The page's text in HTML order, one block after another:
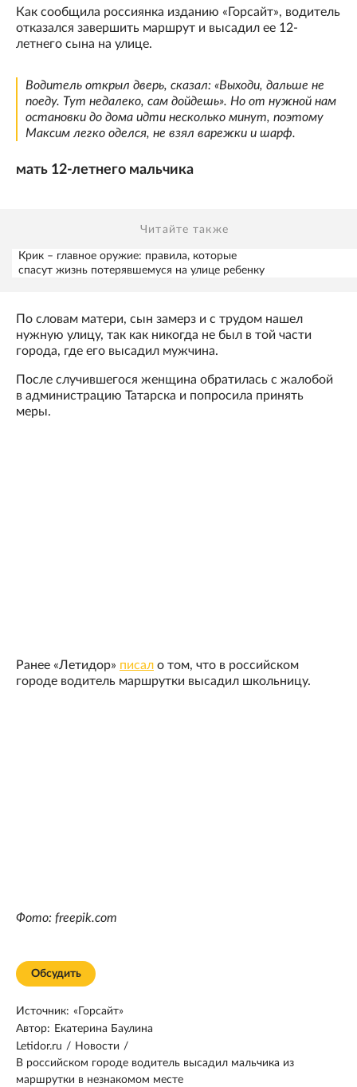
Как сообщила россиянка изданию «Горсайт», водитель
отказался завершить маршрут и высадил ее 12-
летнего сына на улице.
Водитель открыл дверь, сказал: «Выходи, дальше не
поеду. Тут недалеко, сам дойдешь». Но от нужной нам
остановки до дома идти несколько минут, поэтому
Максим легко оделся, не взял варежки и шарф.
мать 12-летнего мальчика
Читайте также
Крик – главное оружие: правила, которые
спасут жизнь потерявшемуся на улице ребенку
По словам матери, сын замерз и с трудом нашел
нужную улицу, так как никогда не был в той части
города, где его высадил мужчина.
После случившегося женщина обратилась с жалобой
в администрацию Татарска и попросила принять
меры.
Ранее «Летидор» писал о том, что в российском
городе водитель маршрутки высадил школьницу.
Фото: freepik.com
Обсудить
Источник: «Горсайт»
Автор: Екатерина Баулина
Letidor.ru / Новости /
В российском городе водитель высадил мальчика из
маршрутки в незнакомом месте